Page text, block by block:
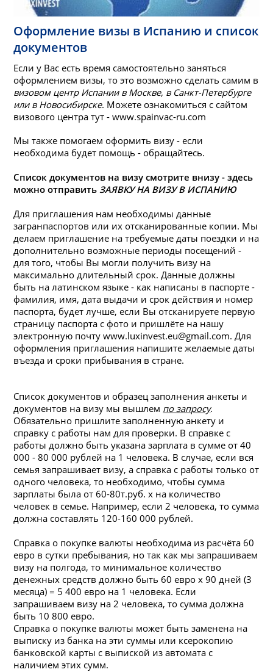
Оформление визы в Испанию и список
документов
Если у Вас есть время самостоятельно заняться
оформлением визы, то это возможно сделать самим в
визовом центр Испании в Москве, в Санкт-Петербурге
или в Новосибирске. Можете ознакомиться с сайтом
визового центра тут - www.spainvac-ru.com
Мы также помогаем оформить визу - если
необходима будет помощь - обращайтесь.
Список документов на визу смотрите внизу - здесь
можно отправитьЗАЯВКУ НА ВИЗУ В ИСПАНИЮ
Для приглашения нам необходимы данные
загранпаспортов или их отсканированные копии. Мы
делаем приглашение на требуемые даты поездки и на
дополнительно возможные периоды посещений -
для того, чтобы Вы могли получить визу на
максимально длительный срок. Данные должны
быть на латинском языке - как написаны в паспорте -
фамилия, имя, дата выдачи и срок действия и номер
паспорта, будет лучше, если Вы отсканируете первую
страницу паспорта с фото и пришлёте на нашу
электронную почту www.luxinvest.eu@gmail.com. Для
оформления приглашения напишите желаемые даты
въезда и сроки прибывания в стране.
Список документов и образец заполнения анкеты и
документов на визу мы вышлем по запросу.
Обязательно пришлите заполненную анкету и
справку с работы нам для проверки. В справке с
работы должно быть указана зарплата в сумме от 40
000 - 80 000 рублей на 1 человека. В случае, если вся
семья запрашивает визу, а справка с работы только от
одного человека, то необходимо, чтобы сумма
зарплаты была от 60-80т.руб. х на количество
человек в семье. Например, если 2 человека, то сумма
должна составлять 120-160 000 рублей.
Справка о покупке валюты необходима из расчёта 60
евро в сутки пребывания, но так как мы запрашиваем
визу на полгода, то минимальное количество
денежных средств должно быть 60 евро х 90 дней (3
месяца) = 5 400 евро на 1 человека. Если
запрашиваем визу на 2 человека, то сумма должна
быть 10 800 евро.
Справка о покупке валюты может быть заменена на
выписку из банка на эти суммы или ксерокопию
банковской карты с выпиской из автомата с
наличием этих сумм.